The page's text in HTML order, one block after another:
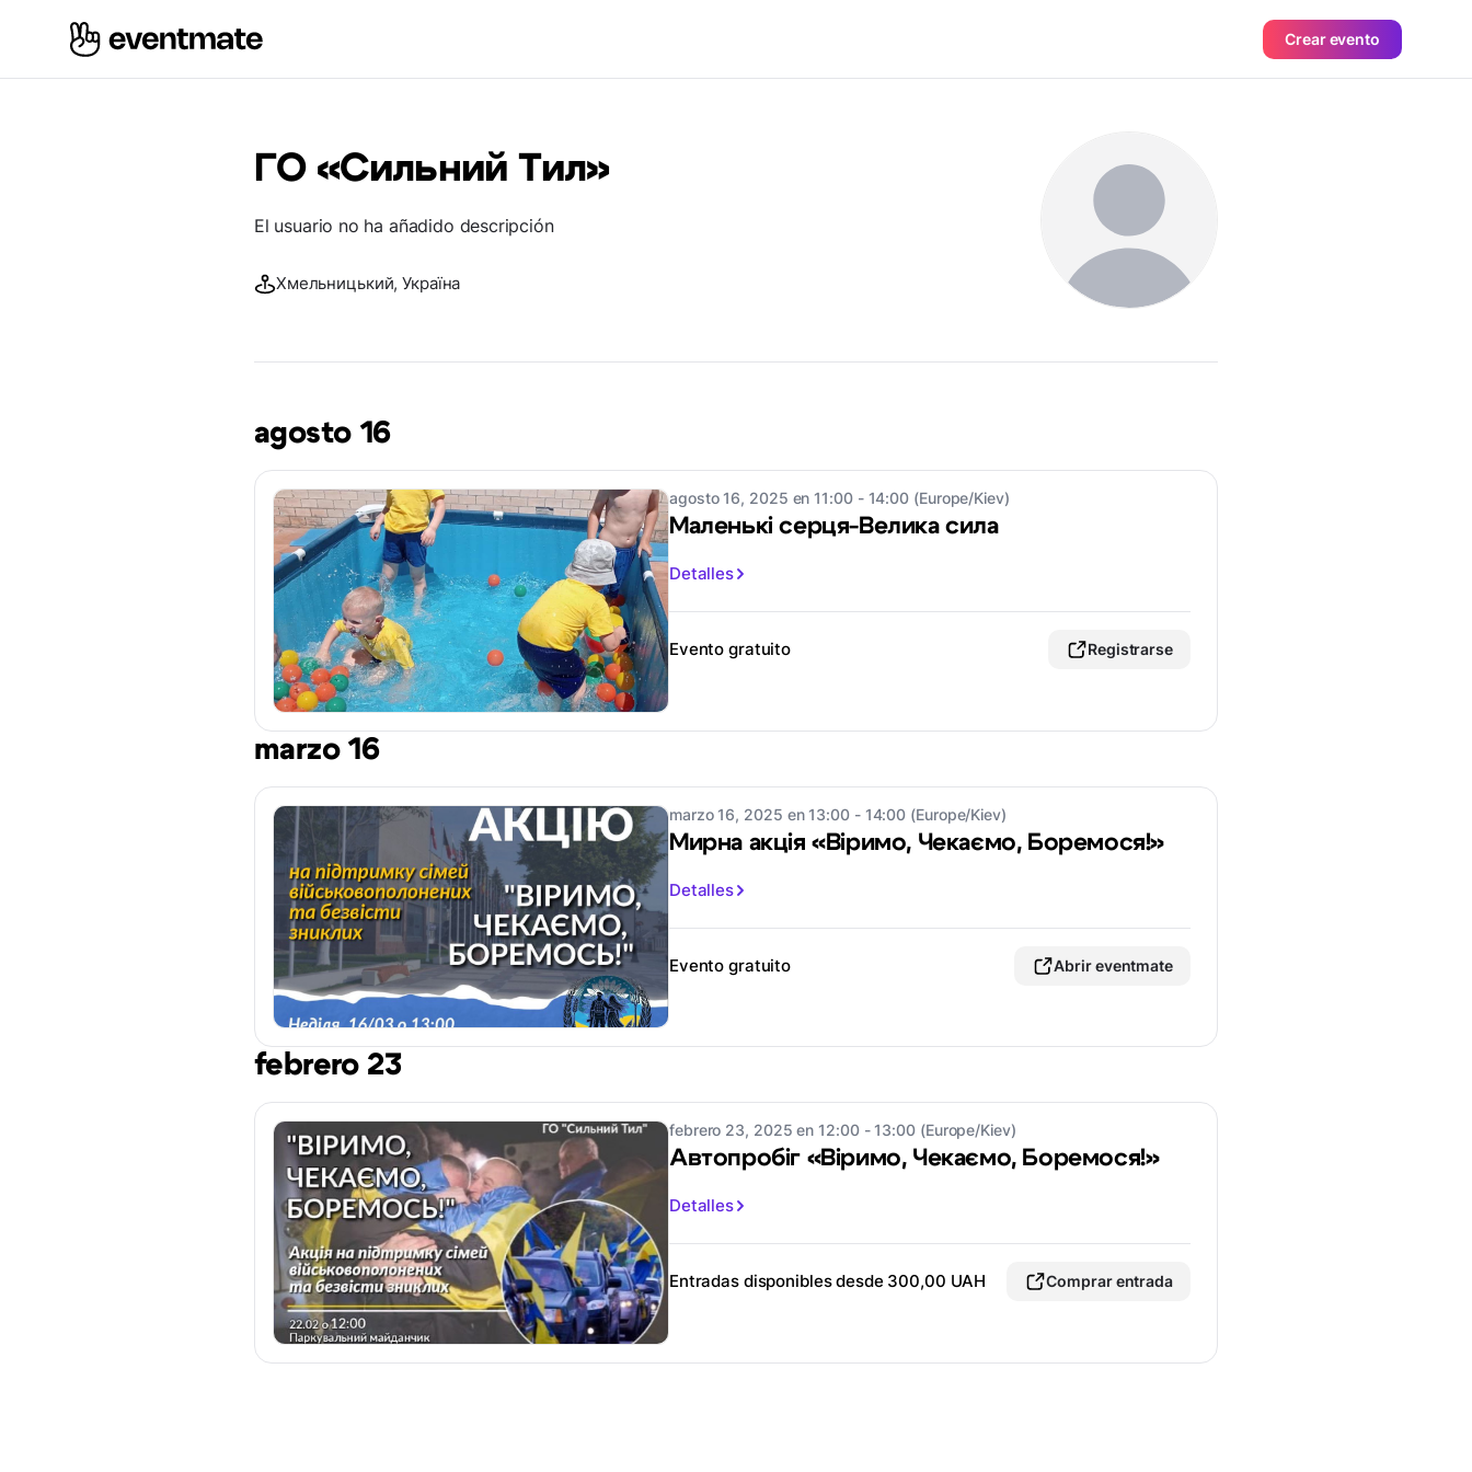
Crear evento
ГО «Сильний Тил»
El usuario no ha añadido descripción
Хмельницький, Україна
agosto 16
agosto 16, 2025 en 11:00 - 14:00 (Europe/Kiev)
Маленькі серця-Велика сила
Detalles
Evento gratuito Registrarse
marzo 16
marzo 16, 2025 en 13:00 - 14:00 (Europe/Kiev)
Мирна акція «Віримо, Чекаємо, Боремося!»
Detalles
Evento gratuito Abrir eventmate
febrero 23
febrero 23, 2025 en 12:00 - 13:00 (Europe/Kiev)
Автопробіг «Віримо, Чекаємо, Боремося!»
Detalles
Entradas disponibles desde 300,00 UAH Comprar entrada